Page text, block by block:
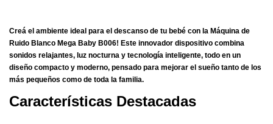
Creá el ambiente ideal para el descanso de tu bebé con la Máquina de
Ruido Blanco Mega Baby B006! Este innovador dispositivo combina
sonidos relajantes, luz nocturna y tecnología inteligente, todo en un
diseño compacto y moderno, pensado para mejorar el sueño tanto de los
más pequeños como de toda la familia.
Características Destacadas